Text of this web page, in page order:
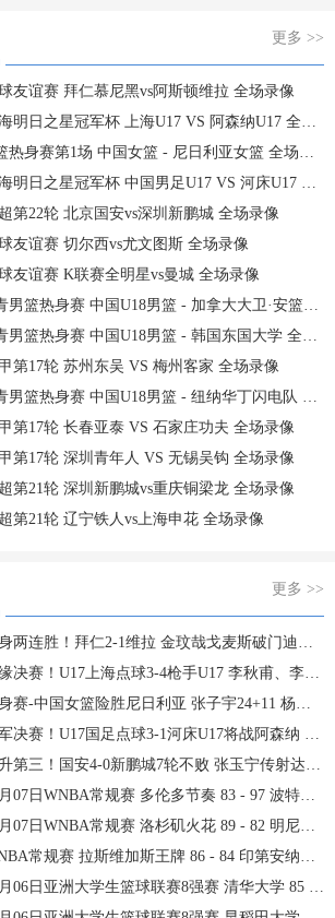
更多 >>
友谊赛 拜仁慕尼黑vs阿斯顿维拉 全场录像
日之星冠军杯 上海U17 VS 阿森纳U17 全场录像
身赛第1场 中国女篮 - 尼日利亚女篮 全场录像
日之星冠军杯 中国男足U17 VS 河床U17 全场录像
第22轮 北京国安vs深圳新鹏城 全场录像
友谊赛 切尔西vs尤文图斯 全场录像
友谊赛 K联赛全明星vs曼城 全场录像
热身赛 中国U18男篮 - 加拿大大卫·安篮球学院 全场录像
篮热身赛 中国U18男篮 - 韩国东国大学 全场录像
第17轮 苏州东吴 VS 梅州客家 全场录像
篮热身赛 中国U18男篮 - 纽纳华丁闪电队 全场录像
第17轮 长春亚泰 VS 石家庄功夫 全场录像
第17轮 深圳青年人 VS 无锡吴钩 全场录像
第21轮 深圳新鹏城vs重庆铜梁龙 全场录像
第21轮 辽宁铁人vs上海申花 全场录像
更多 >>
胜！拜仁2-1维拉 金玟哉戈麦斯破门迪亚斯替补建功
U17上海点球3-4枪手U17 李秋甫、李文博失点王启戎扑点
-中国女篮险胜尼日利亚 张子宇24+11 杨舒予12+6
！U17国足点球3-1河床U17将战阿森纳 江宇涵替补两扑点
！国安4-0新鹏城7轮不败 张玉宁传射达万双响法比奥破门
日WNBA常规赛 多伦多节奏 83 - 97 波特兰火焰 集锦
WNBA常规赛 洛杉矶火花 89 - 82 明尼苏达山猫 全场集锦
规赛 拉斯维加斯王牌 86 - 84 印第安纳狂热 全场集锦
洲大学生篮球联赛8强赛 清华大学 85 - 81 菲律宾大学 集锦